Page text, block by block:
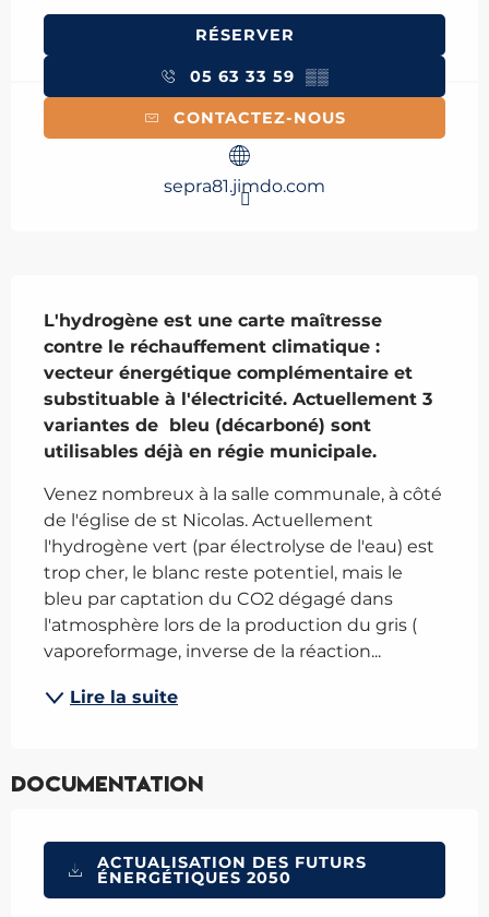
RÉSERVER
05 63 33 59 ▒▒
CONTACTEZ-NOUS
sepra81.jimdo.com
L'hydrogène est une carte maîtresse
contre le réchauffement climatique :
vecteur énergétique complémentaire et
substituable à l'électricité. Actuellement 3
variantes de  bleu (décarboné) sont
utilisables déjà en régie municipale.
Venez nombreux à la salle communale, à côté
de l'église de st Nicolas. Actuellement
l'hydrogène vert (par électrolyse de l'eau) est
trop cher, le blanc reste potentiel, mais le
bleu par captation du CO2 dégagé dans
l'atmosphère lors de la production du gris (
vaporeformage, inverse de la réaction...
Lire la suite
Documentation
ACTUALISATION DES FUTURS
ÉNERGÉTIQUES 2050